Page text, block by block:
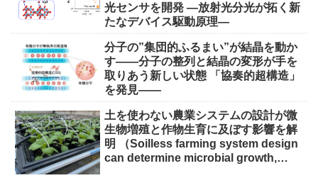
光センサを開発 ―放射光分光が拓く新
たなデバイス駆動原理―
分子の”集団的ふるまい”が結晶を動か
す――分子の整列と結晶の変形が手を
取りあう新しい状態 「協奏的超構造」
を発見――
土を使わない農業システムの設計が微
生物増殖と作物生育に及ぼす影響を解
明 （Soilless farming system design
can determine microbial growth,